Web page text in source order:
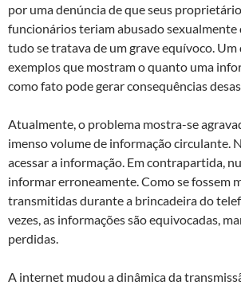
por uma denúncia de que seus
funcionários teriam abusado sexualmente
tudo se tratava de um grave equívoco.
exemplos que mostram o quanto uma
como fato pode gerar consequências
Atualmente, o problema mostra-se
imenso volume de informação circulante.
acessar a informação. Em contrapartida,
informar erroneamente. Como se fossem
transmitidas durante a brincadeira do
vezes, as informações são equivocadas,
perdidas.
A internet mudou a dinâmica da